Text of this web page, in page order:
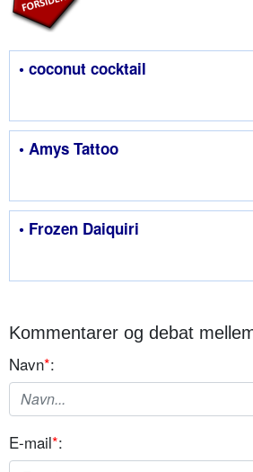
• coconut cocktail
• Amys Tattoo
• Frozen Daiquiri
Kommentarer og debat
Navn*:
E-mail*: